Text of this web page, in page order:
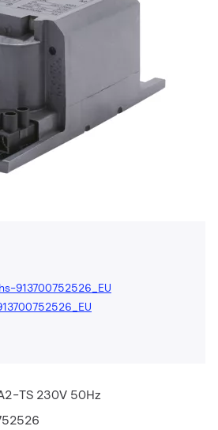
913700752526_EU
TS 230V 50Hz